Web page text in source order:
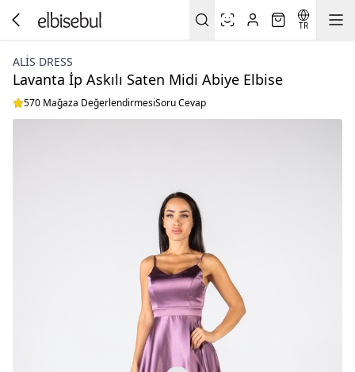
TR
ALİS DRESS
Lavanta İp Askılı Saten Midi Abiye Elbise
570 Mağaza DeğerlendirmesiSoru Cevap